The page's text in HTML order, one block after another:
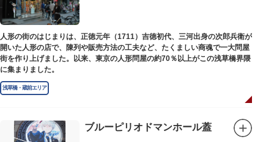
人形の街のはじまりは、正徳元年（1711）吉徳初代、三河出身の次郎兵衛が
開いた人形の店で、陳列や販売方法の工夫など、たくましい商魂で一大問屋
街を作り上げました。以来、東京の人形問屋の約70％以上がこの浅草橋界隈
に集まりました。
浅草橋・蔵前エリア
ブルーピリオドマンホール蓋